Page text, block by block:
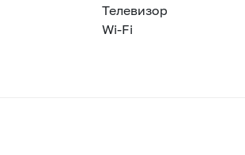
Телевизор
Wi-Fi